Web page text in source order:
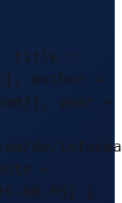
title =
author =
year =
de/
=
08-05} }